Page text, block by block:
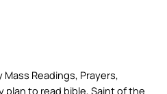
Readings, Prayers,
plan to read bible, Saint of the